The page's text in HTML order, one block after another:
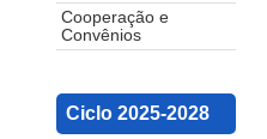
Cooperação e
Convênios
Ciclo 2025-2028